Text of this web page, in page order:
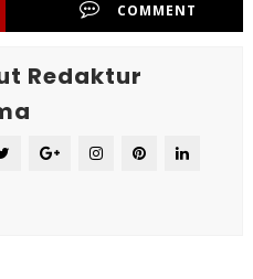
COMMENT
Redaktur